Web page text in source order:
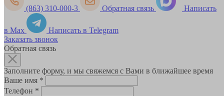
(863) 310-000-3 Обратная связь Написать
в Max
Написать в Telegram
Заказать звонок
Обратная связь
Заполните форму, и мы свяжемся с Вами в ближайшее время
Ваше имя *
Телефон *